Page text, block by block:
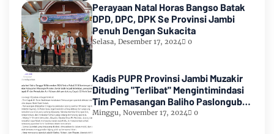
Perayaan Natal Horas Bangso Batak
DPD, DPC, DPK Se Provinsi Jambi
Penuh Dengan Sukacita
Selasa, Desember 17, 2024 0
Kadis PUPR Provinsi Jambi Muzakir
Dituding "Terlibat" Mengintimindasi
Tim Pemasangan Baliho Paslongub
Romi-Sudirman
Minggu, November 17, 2024 0